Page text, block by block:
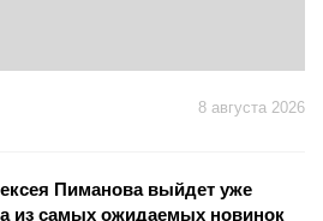
8 августа 2026
Пиманова выйдет уже
из самых ожидаемых новинок